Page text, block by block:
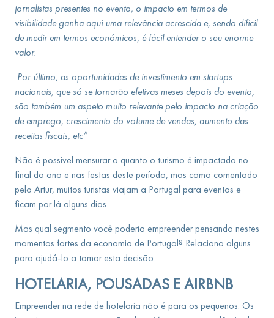
jornalistas presentes no evento, o impacto em termos de
visibilidade ganha aqui uma relevância acrescida e, sendo difícil
de medir em termos económicos, é fácil entender o seu enorme
valor.
Por último, as oportunidades de investimento em startups
nacionais, que só se tornarão efetivas meses depois do evento,
são também um aspeto muito relevante pelo impacto na criação
de emprego, crescimento do volume de vendas, aumento das
receitas fiscais, etc”
Não é possível mensurar o quanto o turismo é impactado no
final do ano e nas festas deste período, mas como comentado
pelo Artur, muitos turistas viajam a Portugal para eventos e
ficam por lá alguns dias.
Mas qual segmento você poderia empreender pensando nestes
momentos fortes da economia de Portugal? Relaciono alguns
para ajudá-lo a tomar esta decisão.
HOTELARIA, POUSADAS E AIRBNB
Empreender na rede de hotelaria não é para os pequenos. Os